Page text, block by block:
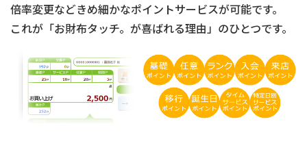
倍率変更などきめ細かなポイントサービスが可能です。
これが「お財布タッチ。が喜ばれる理由」のひとつです。